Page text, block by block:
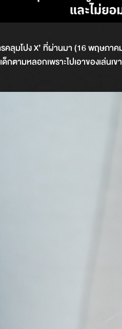
ลุมโปง X’ ที่ผ่านมา (16 พฤษภาคม
กตามหลอกเพราะไปเอาของเล่นเ